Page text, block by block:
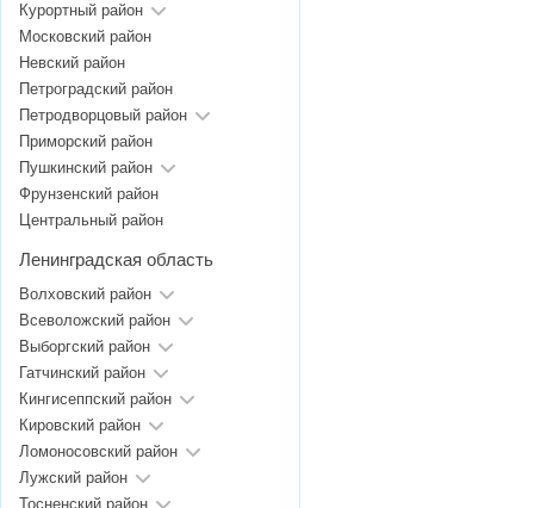
Курортный район
Московский район
Невский район
Петроградский район
Петродворцовый район
Приморский район
Пушкинский район
Фрунзенский район
Центральный район
Ленинградская область
Волховский район
Всеволожский район
Выборгский район
Гатчинский район
Кингисеппский район
Кировский район
Ломоносовский район
Лужский район
Тосненский район